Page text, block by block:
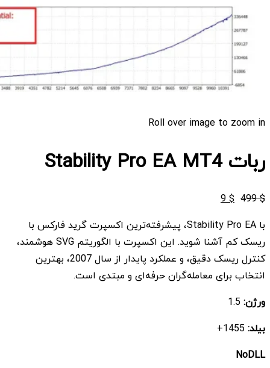
Roll over image to zoom in
ربات Stability Pro EA MT4
$
499
قیمت
$ 499
بود.
$
9 قیمت
$ 9
است.
با Stability Pro EA، پیشرفته‌ترین اکسپرت گرید فارکس با
ریسک کم آشنا شوید. این اکسپرت با الگوریتم SVG هوشمند،
کنترل ریسک دقیق، و عملکرد پایدار از سال 2007، بهترین
انتخاب برای معامله‌گران حرفه‌ای و مبتدی است.
ورژن:
بیلد:
NoDLL